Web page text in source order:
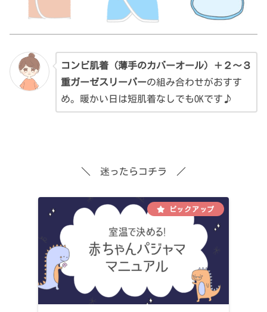
コンビ肌着（薄手のカバーオール）＋２～３
重ガーゼスリーパーの組み合わせがおすす
め。暖かい日は短肌着なしでもOKです♪
＼ 迷ったらコチラ ／